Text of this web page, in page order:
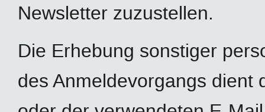
Newsletter zuzustellen.
Die Erhebung sonstiger
des Anmeldevorgangs dient